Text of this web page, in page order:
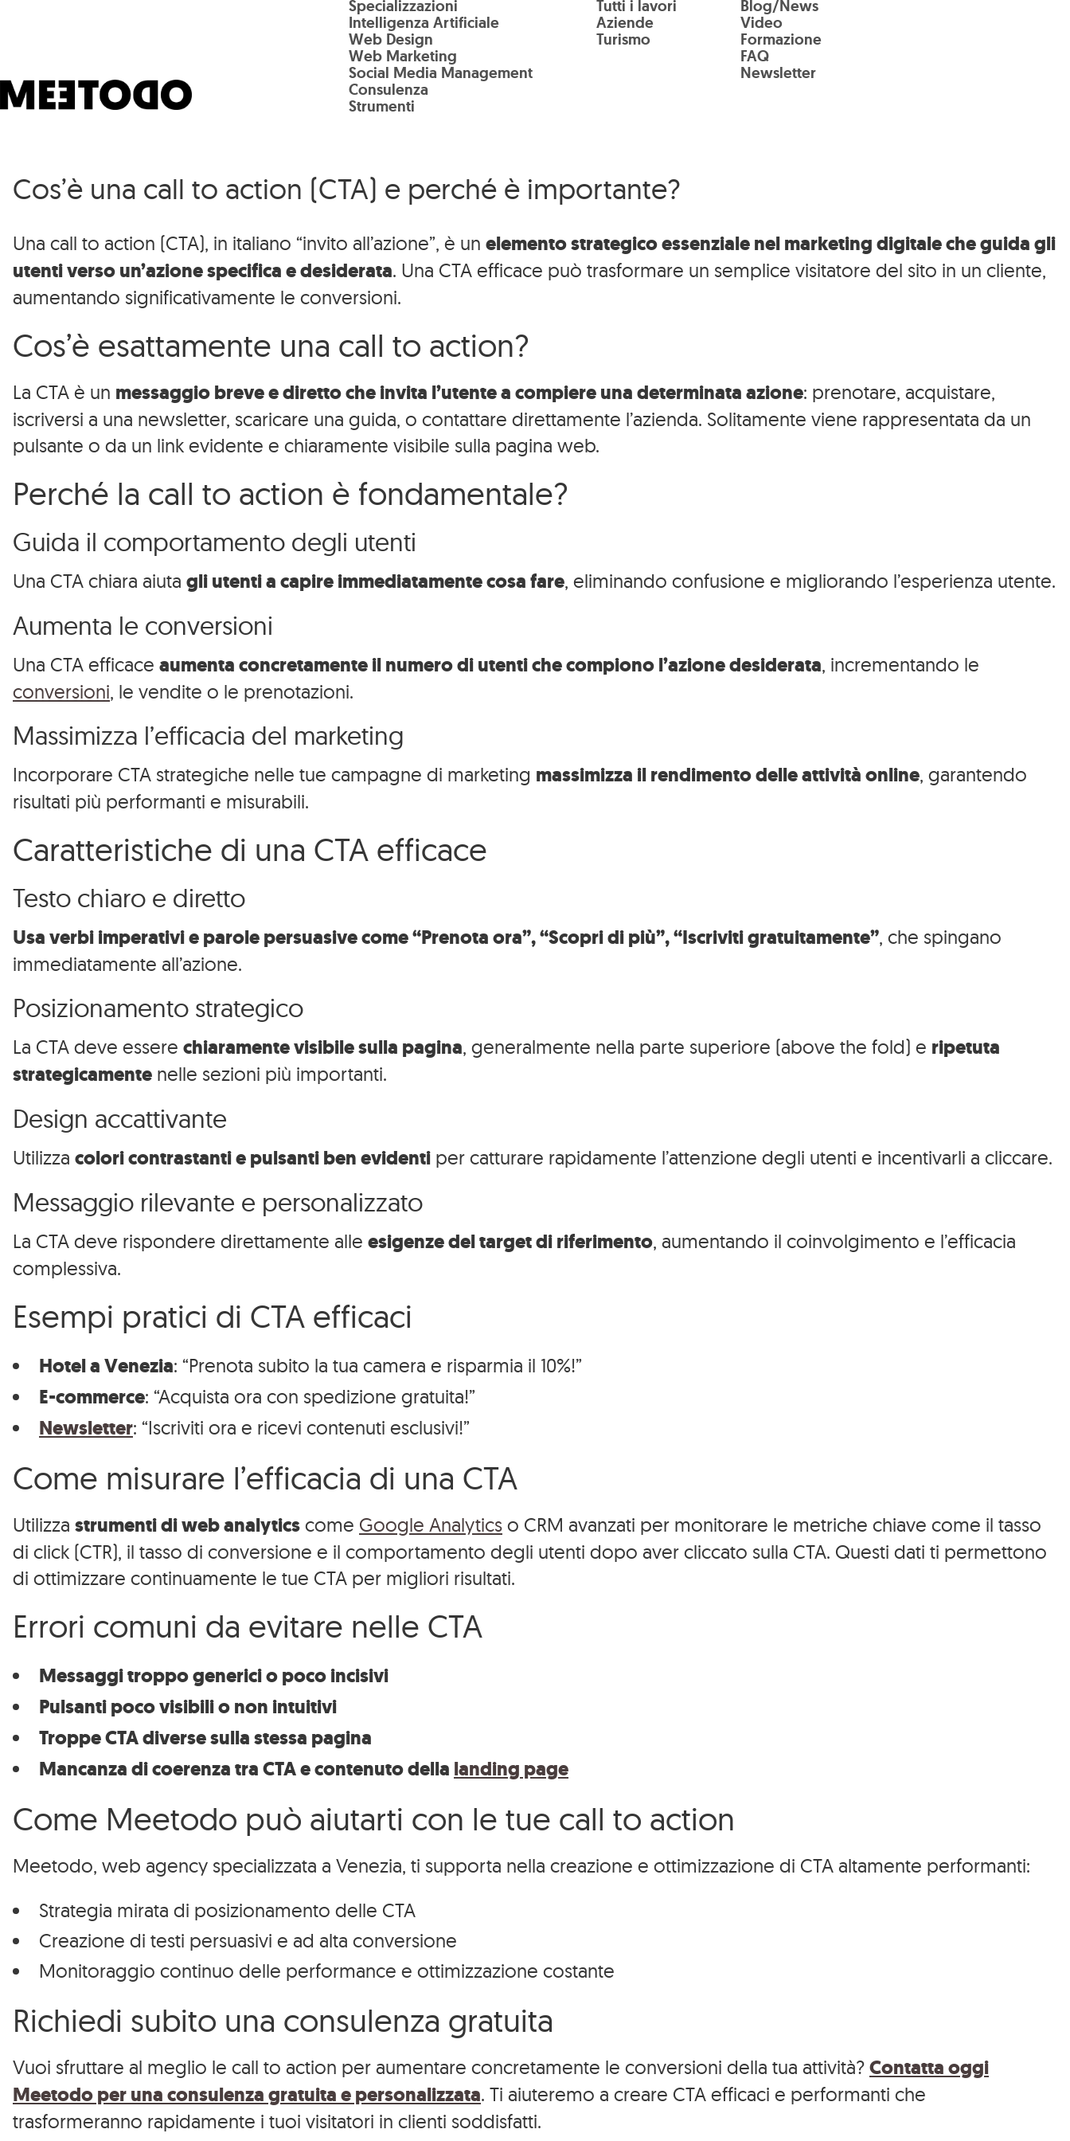
Specializzazioni
Intelligenza Artificiale
Web Design
Web Marketing
Social Media Management
Consulenza
Strumenti
Tutti i lavori
Aziende
Turismo
Blog/News
Video
Formazione
FAQ
Newsletter
Cos’è una call to action (CTA) e perché è importante?
Una call to action (CTA), in italiano “invito all’azione”, è un elemento strategico essenziale nel marketing digitale che guida gli
utenti verso un’azione specifica e desiderata. Una CTA efficace può trasformare un semplice visitatore del sito in un cliente,
aumentando significativamente le conversioni.
Cos’è esattamente una call to action?
La CTA è un messaggio breve e diretto che invita l’utente a compiere una determinata azione: prenotare, acquistare,
iscriversi a una newsletter, scaricare una guida, o contattare direttamente l’azienda. Solitamente viene rappresentata da un
pulsante o da un link evidente e chiaramente visibile sulla pagina web.
Perché la call to action è fondamentale?
Guida il comportamento degli utenti
Una CTA chiara aiuta gli utenti a capire immediatamente cosa fare, eliminando confusione e migliorando l’esperienza utente.
Aumenta le conversioni
Una CTA efficace aumenta concretamente il numero di utenti che compiono l’azione desiderata, incrementando le
conversioni, le vendite o le prenotazioni.
Massimizza l’efficacia del marketing
Incorporare CTA strategiche nelle tue campagne di marketing massimizza il rendimento delle attività online, garantendo
risultati più performanti e misurabili.
Caratteristiche di una CTA efficace
Testo chiaro e diretto
Usa verbi imperativi e parole persuasive come “Prenota ora”, “Scopri di più”, “Iscriviti gratuitamente”, che spingano
immediatamente all’azione.
Posizionamento strategico
La CTA deve essere chiaramente visibile sulla pagina, generalmente nella parte superiore (above the fold) e ripetuta
strategicamente nelle sezioni più importanti.
Design accattivante
Utilizza colori contrastanti e pulsanti ben evidenti per catturare rapidamente l’attenzione degli utenti e incentivarli a cliccare.
Messaggio rilevante e personalizzato
La CTA deve rispondere direttamente alle esigenze del target di riferimento, aumentando il coinvolgimento e l’efficacia
complessiva.
Esempi pratici di CTA efficaci
Hotel a Venezia: “Prenota subito la tua camera e risparmia il 10%!”
E-commerce: “Acquista ora con spedizione gratuita!”
Newsletter: “Iscriviti ora e ricevi contenuti esclusivi!”
Come misurare l’efficacia di una CTA
Utilizza strumenti di web analytics come Google Analytics o CRM avanzati per monitorare le metriche chiave come il tasso
di click (CTR), il tasso di conversione e il comportamento degli utenti dopo aver cliccato sulla CTA. Questi dati ti permettono
di ottimizzare continuamente le tue CTA per migliori risultati.
Errori comuni da evitare nelle CTA
Messaggi troppo generici o poco incisivi
Pulsanti poco visibili o non intuitivi
Troppe CTA diverse sulla stessa pagina
Mancanza di coerenza tra CTA e contenuto della landing page
Come Meetodo può aiutarti con le tue call to action
Meetodo, web agency specializzata a Venezia, ti supporta nella creazione e ottimizzazione di CTA altamente performanti:
Strategia mirata di posizionamento delle CTA
Creazione di testi persuasivi e ad alta conversione
Monitoraggio continuo delle performance e ottimizzazione costante
Richiedi subito una consulenza gratuita
Vuoi sfruttare al meglio le call to action per aumentare concretamente le conversioni della tua attività? Contatta oggi
Meetodo per una consulenza gratuita e personalizzata. Ti aiuteremo a creare CTA efficaci e performanti che
trasformeranno rapidamente i tuoi visitatori in clienti soddisfatti.
Cosa
Intelligenza
Artificiale
Web Design
Web Marketing
Social Media
Consulenza
Strumenti
nostri
lavori
lavori
Aziende
Turismo
© Copyright 2026 Meetodo s.r.l.
REA VE – 428783 | CAPITALE VERSATO 10.000,00 € | p.iva 04571930272 | sdi: M5UXCR1
Privacy– Informativa sui cookies– Dichiarazione di Accessibilità
Web marketing, Revenue Management, Social Media Marketing, Hotel 4.0.